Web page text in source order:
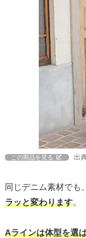
この商品を見る 出
同じデニム素材でも、
ラッと変わります。
Aラインは体型を選